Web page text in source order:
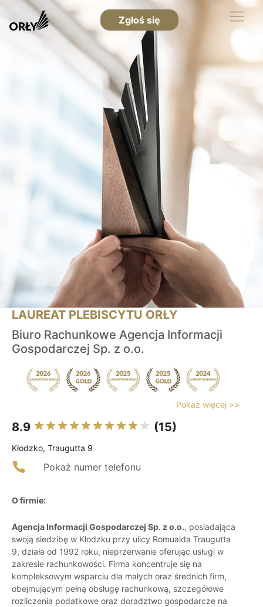
Zgłoś się
LAUREAT PLEBISCYTU ORŁY
Biuro Rachunkowe Agencja Informacji
Gospodarczej Sp. z o.o.
Pokaż więcej >>
8.9 (15)
Kłodzko, Traugutta 9
Pokaż numer telefonu
O firmie:
Agencja Informacji Gospodarczej Sp. z o.o., posiadająca
swoją siedzibę w Kłodzku przy ulicy Romualda Traugutta
9, działa od 1992 roku, nieprzerwanie oferując usługi w
zakresie rachunkowości. Firma koncentruje się na
kompleksowym wsparciu dla małych oraz średnich firm,
obejmującym pełną obsługę rachunkową, szczegółowe
rozliczenia podatkowe oraz doradztwo gospodarcze na